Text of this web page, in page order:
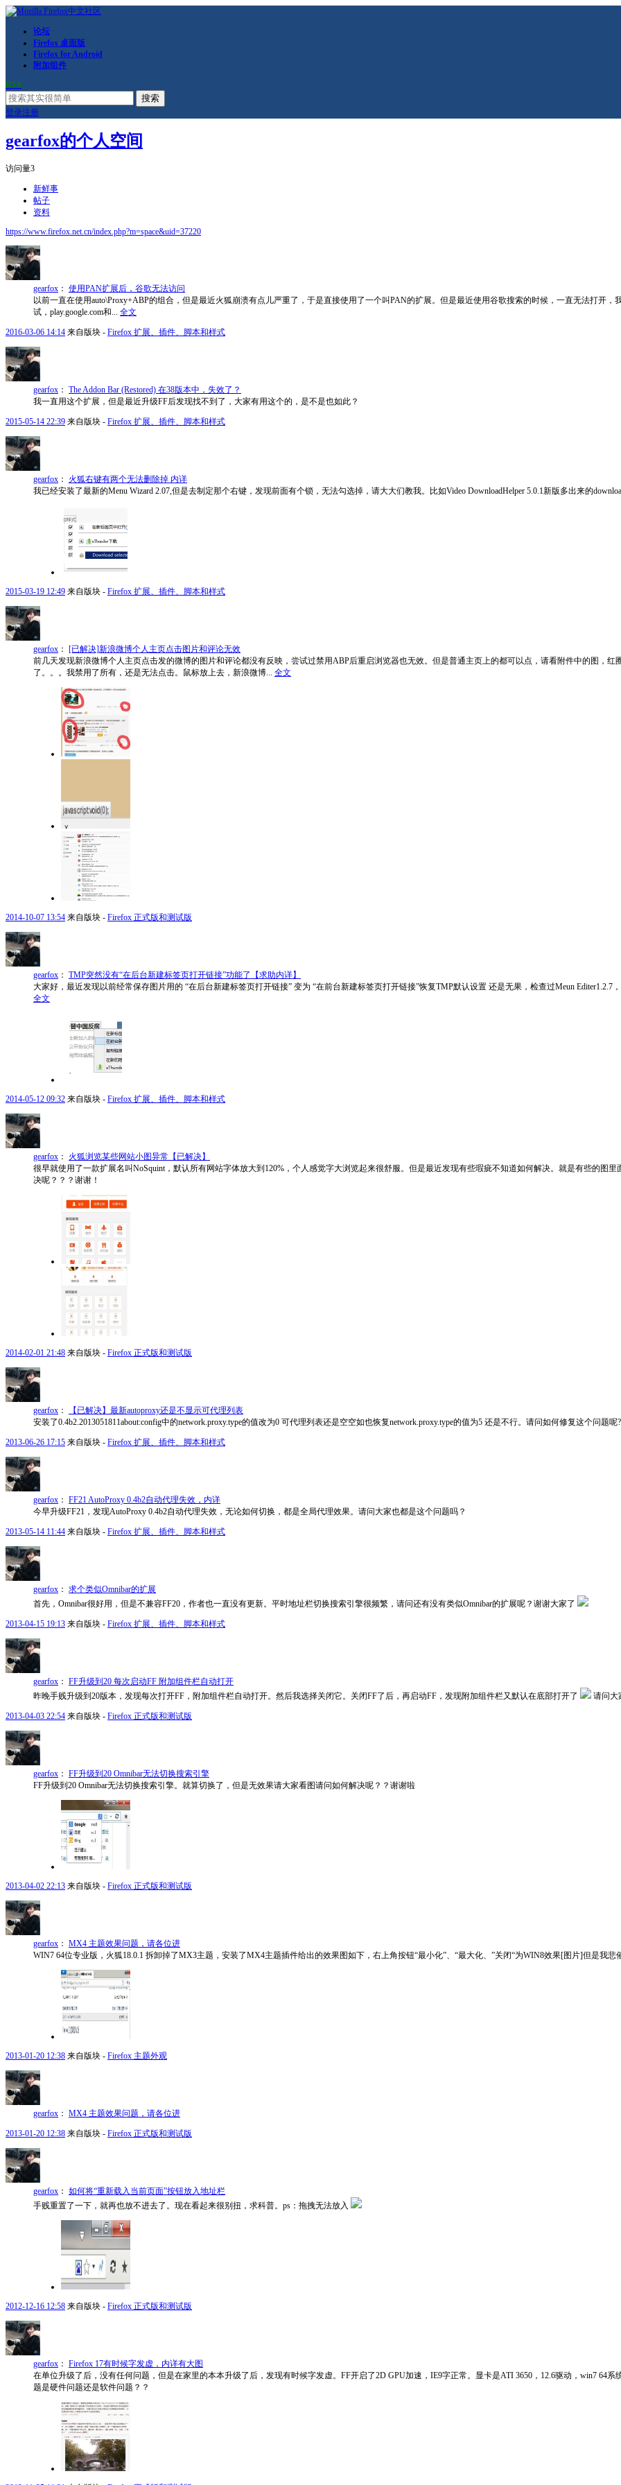
论坛
Firefox 桌面版
Firefox for Android
附加组件
RSS
搜索
登录注册
gearfox的个人空间
访问量3
新鲜事
帖子
资料
https://www.firefox.net.cn/index.php?m=space&uid=37220
gearfox ： 使用PAN扩展后，谷歌无法访问
以前一直在使用auto\Proxy+ABP的组合，但是最近火狐崩溃有点儿严重了，于是直接使用了一个叫PAN的扩展。但是最近使用谷歌搜索的时候，一直无法打开，
试，play.google.com和... 全文
2016-03-06 14:14 来自版块 - Firefox 扩展、插件、脚本和样式
gearfox ： The Addon Bar (Restored) 在38版本中，失效了？
我一直用这个扩展，但是最近升级FF后发现找不到了，大家有用这个的，是不是也如此？
2015-05-14 22:39 来自版块 - Firefox 扩展、插件、脚本和样式
gearfox ： 火狐右键有两个无法删除掉 内详
我已经安装了最新的Menu Wizard 2.07,但是去制定那个右键，发现前面有个锁，无法勾选掉，请大大们教我。比如Video DownloadHelper 5.0.1新版多出来的
2015-03-19 12:49 来自版块 - Firefox 扩展、插件、脚本和样式
gearfox ： [已解决]新浪微博个人主页点击图片和评论无效
前几天发现新浪微博个人主页点击发的微博的图片和评论都没有反映，尝试过禁用ABP后重启浏览器也无效。但是普通主页上的都可以点，请看附件中的图，
了。。。我禁用了所有，还是无法点击。鼠标放上去，新浪微博... 全文
2014-10-07 13:54 来自版块 - Firefox 正式版和测试版
gearfox ： TMP突然没有“在后台新建标签页打开链接”功能了【求助内详】
大家好，最近发现以前经常保存图片用的 “在后台新建标签页打开链接” 变为 “在前台新建标签页打开链接”恢复TMP默认设置 还是无果，检查过Meun Editer1.2.7
全文
2014-05-12 09:32 来自版块 - Firefox 扩展、插件、脚本和样式
gearfox ： 火狐浏览某些网站小图异常【已解决】
很早就使用了一款扩展名叫NoSquint，默认所有网站字体放大到120%，个人感觉字大浏览起来很舒服。但是最近发现有些瑕疵不知道如何解决。就是有些的图
决呢？？？谢谢！
2014-02-01 21:48 来自版块 - Firefox 正式版和测试版
gearfox ：
【已解决】最新autoproxy还是不显示可代理列表
安装了0.4b2.2013051811about:config中的network.proxy.type的值改为0 可代理列表还是空空如也恢复network.proxy.type的值为5 还是不行。请问如何修复这个问题
2013-06-26 17:15 来自版块 - Firefox 扩展、插件、脚本和样式
gearfox ： FF21 AutoProxy 0.4b2自动代理失效，内详
今早升级FF21，发现AutoProxy 0.4b2自动代理失效，无论如何切换，都是全局代理效果。请问大家也都是这个问题吗？
2013-05-14 11:44 来自版块 - Firefox 扩展、插件、脚本和样式
gearfox ： 求个类似Omnibar的扩展
首先，Omnibar很好用，但是不兼容FF20，作者也一直没有更新。平时地址栏切换搜索引擎很频繁，请问还有没有类似Omnibar的扩展呢？谢谢大家了
2013-04-15 19:13 来自版块 - Firefox 扩展、插件、脚本和样式
gearfox ： FF升级到20 每次启动FF 附加组件栏自动打开
昨晚手贱升级到20版本，发现每次打开FF，附加组件栏自动打开。然后我选择关闭它。关闭FF了后，再启动FF，发现附加组件栏又默认在底部打开了
请问大
2013-04-03 22:54 来自版块 - Firefox 正式版和测试版
gearfox ： FF升级到20 Omnibar无法切换搜索引擎
FF升级到20 Omnibar无法切换搜索引擎。就算切换了，但是无效果请大家看图请问如何解决呢？？谢谢啦
2013-04-02 22:13 来自版块 - Firefox 正式版和测试版
gearfox ： MX4 主题效果问题，请各位进
WIN7 64位专业版，火狐18.0.1 拆卸掉了MX3主题，安装了MX4主题插件给出的效果图如下，右上角按钮“最小化”、“最大化、”关闭“为WIN8效果[图片]但是我悲
2013-01-20 12:38 来自版块 - Firefox 主题外观
gearfox ： MX4 主题效果问题，请各位进
2013-01-20 12:38 来自版块 - Firefox 正式版和测试版
gearfox ： 如何将“重新载入当前页面”按钮放入地址栏
手贱重置了一下，就再也放不进去了。现在看起来很别扭，求科普。ps：拖拽无法放入
2012-12-16 12:58 来自版块 - Firefox 正式版和测试版
gearfox ： Firefox 17有时候字发虚，内详有大图
在单位升级了后，没有任何问题，但是在家里的本本升级了后，发现有时候字发虚。FF开启了2D GPU加速，IE9字正常。显卡是ATI 3650，12.6驱动，win7 64
题是硬件问题还是软件问题？？